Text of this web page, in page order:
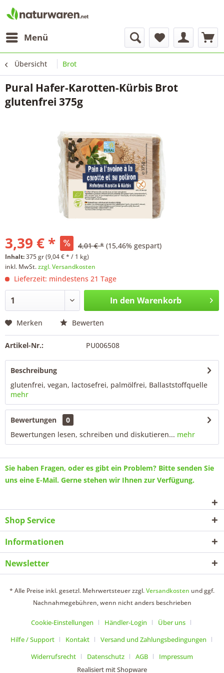
Menü
Übersicht Brot
Pural Hafer-Karotten-Kürbis Brot
glutenfrei 375g
3,39 € * 4,01 € * (15,46% gespart)
Inhalt:375 gr (9,04 € * / 1 kg)
inkl. MwSt.zzgl. Versandkosten
Lieferzeit: mindestens 21 Tage
In den Warenkorb
Merken Bewerten
Artikel-Nr.: PU006508
Beschreibung
glutenfrei, vegan, lactosefrei, palmölfrei, Ballaststoffquelle
mehr
Bewertungen
0
Bewertungen lesen, schreiben und diskutieren... mehr
Sie haben Fragen, oder es gibt ein Problem? Bitte senden Sie
uns eine E-Mail. Gerne stehen wir Ihnen zur Verfügung.
Shop Service
Informationen
Newsletter
* Alle Preise inkl. gesetzl. Mehrwertsteuer zzgl.Versandkosten und ggf.
Nachnahmegebühren, wenn nicht anders beschrieben
Cookie-Einstellungen Händler-Login
Über uns
Hilfe / Support
Kontakt
Versand und Zahlungsbedingungen
Widerrufsrecht
Datenschutz AGB
Impressum
Realisiert mit Shopware